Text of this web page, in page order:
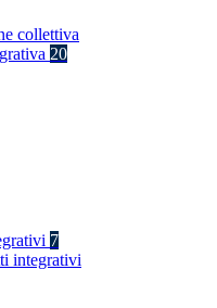
collettiva
20
7
integrativi